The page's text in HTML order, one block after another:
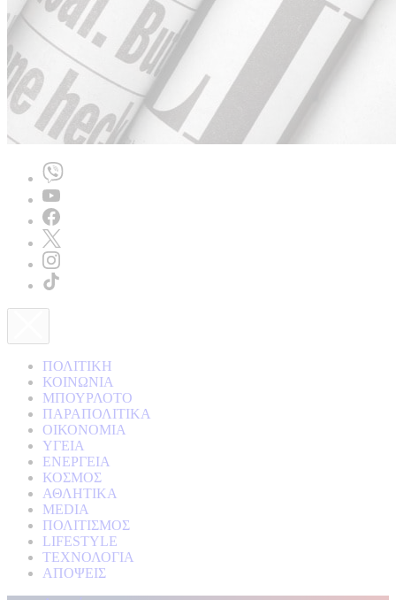
ΠΟΛΙΤΙΚΗ
ΚΟΙΝΩΝΙΑ
ΜΠΟΥΡΛΟΤΟ
ΠΑΡΑΠΟΛΙΤΙΚΑ
ΟΙΚΟΝΟΜΙΑ
ΥΓΕΙΑ
ΕΝΕΡΓΕΙΑ
ΚΟΣΜΟΣ
ΑΘΛΗΤΙΚΑ
MEDIA
ΠΟΛΙΤΙΣΜΟΣ
LIFESTYLE
ΤΕΧΝΟΛΟΓΙΑ
ΑΠΟΨΕΙΣ